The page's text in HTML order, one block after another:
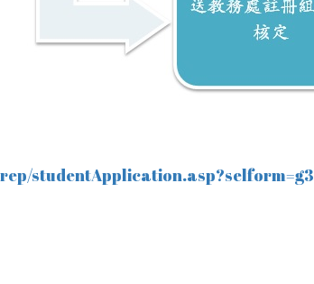
studentApplication.asp?selform=g3